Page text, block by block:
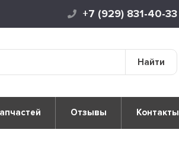
+7 (929) 831-40-33
Найти
Отзывы Контакты